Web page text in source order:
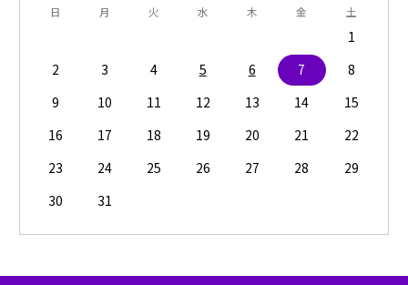
日 月 火 水 木 金 土
1
2
3 4 5 6 7
8
9
10 11 12 13 14
15
16
17 18 19 20 21
22
23
24 25 26 27 28
29
30
31